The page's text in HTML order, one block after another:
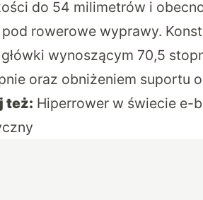
do 54 milimetrów i
rowerowe wyprawy.
wynoszącym 70,5
oraz obniżeniem suportu
też: Hiperrower w świecie e-